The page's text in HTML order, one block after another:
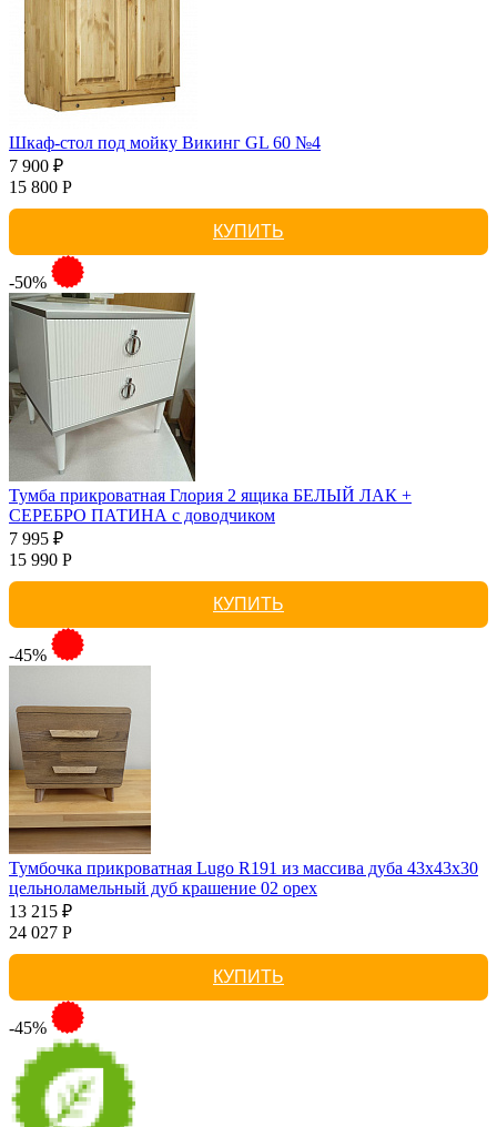
Шкаф-стол под мойку Викинг GL 60 №4
7 900 ₽
15 800 Р
КУПИТЬ
-50%
Тумба прикроватная Глория 2 ящика БЕЛЫЙ ЛАК +
СЕРЕБРО ПАТИНА с доводчиком
7 995 ₽
15 990 Р
КУПИТЬ
-45%
Тумбочка прикроватная Lugo R191 из массива дуба 43х43х30
цельноламельный дуб крашение 02 орех
13 215 ₽
24 027 Р
КУПИТЬ
-45%